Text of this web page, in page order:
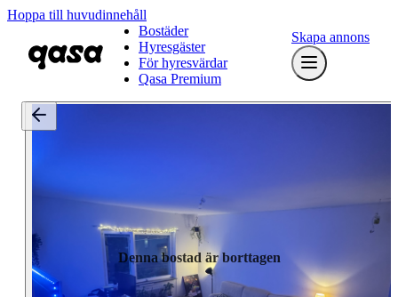
Hoppa till huvudinnehåll
Bostäder
Hyresgäster
För hyresvärdar
Qasa Premium
Skapa annons
Denna bostad är borttagen